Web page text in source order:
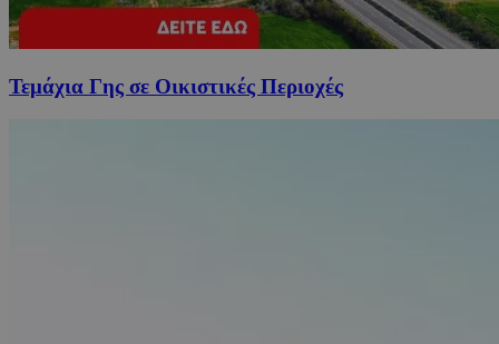
Τεμάχια Γης σε Οικιστικές Περιοχές